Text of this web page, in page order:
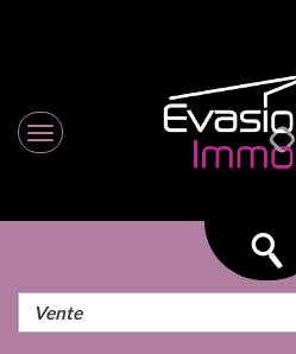
Vente